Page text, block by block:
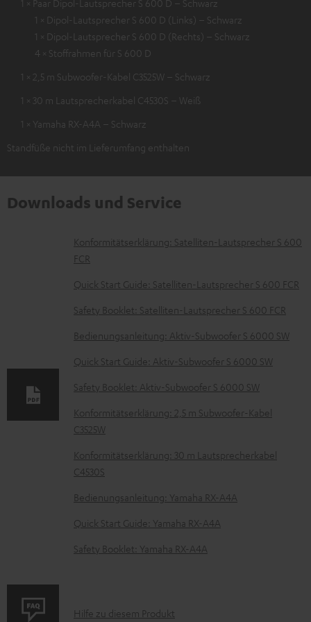
1 × Paar Dipol-Lautsprecher S 600 D – Schwarz
1 × Dipol-Lautsprecher S 600 D (Links) – Schwarz
1 × Dipol-Lautsprecher S 600 D (Rechts) – Schwarz
4 × Stoffrahmen für S 600 D
1 × 2,5 m Subwoofer-Kabel C3525W – Schwarz
1 × 30 m Lautsprecherkabel C4530S – Weiß
1 × Yamaha RX-A4A – Schwarz
Standfüße nicht im Lieferumfang enthalten
Downloads und Service
D
o
k
u
e
n
t
e
z
u
m
H
r
u
e
Konformitätserklärung: Satelliten-Lautsprecher S 600
FCR
Quick Start Guide: Satelliten-Lautsprecher S 600 FCR
Safety Booklet: Satelliten-Lautsprecher S 600 FCR
Bedienungsanleitung: Aktiv-Subwoofer S 6000 SW
Quick Start Guide: Aktiv-Subwoofer S 6000 SW
Safety Booklet: Aktiv-Subwoofer S 6000 SW
Konformitätserklärung: 2,5 m Subwoofer-Kabel
C3525W
Konformitätserklärung: 30 m Lautsprecherkabel
C4530S
Bedienungsanleitung: Yamaha RX-A4A
Quick Start Guide: Yamaha RX-A4A
Safety Booklet: Yamaha RX-A4A
P
Hilfe zu diesem Produkt